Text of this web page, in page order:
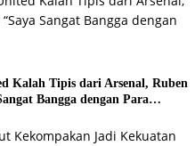
Kalah Tipis dari Arsenal, Ruben
Bangga dengan Para